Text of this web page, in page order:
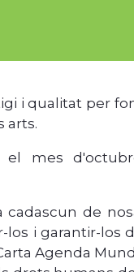
i qualitat per
arts.
el mes
de
i garantir-los
Agenda